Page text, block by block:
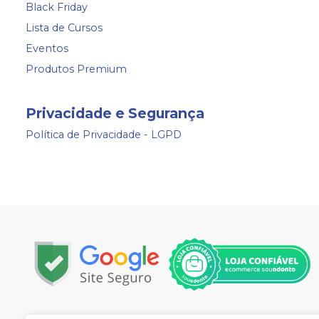
Black Friday
Lista de Cursos
Eventos
Produtos Premium
Privacidade e Segurança
Política de Privacidade - LGPD